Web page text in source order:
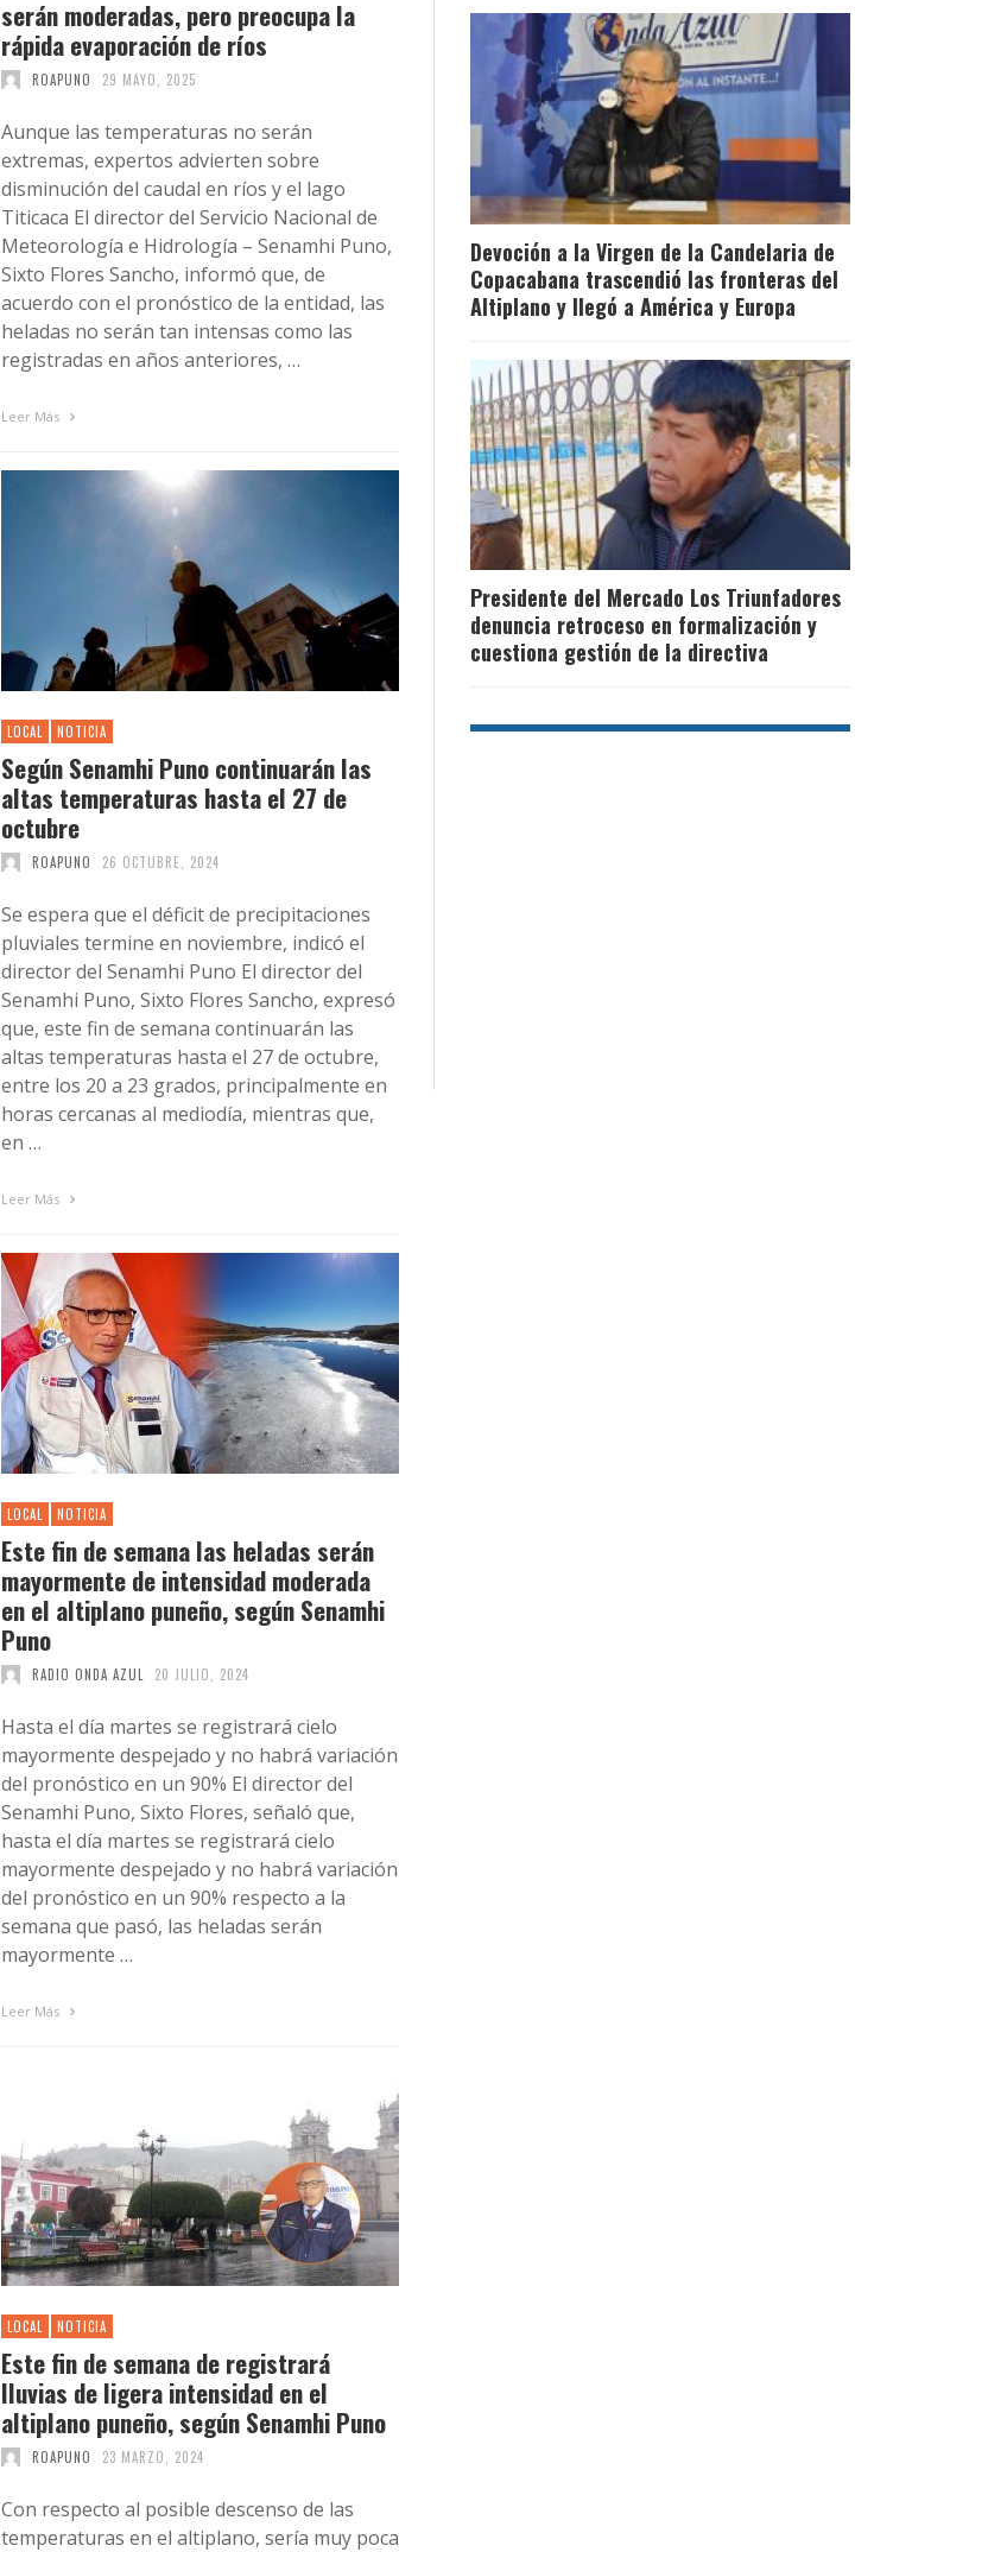
serán moderadas, pero preocupa la
rápida evaporación de ríos
ROAPUNO 29 MAYO, 2025
Aunque las temperaturas no serán
extremas, expertos advierten sobre
disminución del caudal en ríos y el lago
Titicaca El director del Servicio Nacional de
Meteorología e Hidrología – Senamhi Puno,
Sixto Flores Sancho, informó que, de
acuerdo con el pronóstico de la entidad, las
heladas no serán tan intensas como las
registradas en años anteriores, …
Leer Más
LOCAL NOTICIA
Según Senamhi Puno continuarán las
altas temperaturas hasta el 27 de
octubre
ROAPUNO 26 OCTUBRE, 2024
Se espera que el déficit de precipitaciones
pluviales termine en noviembre, indicó el
director del Senamhi Puno El director del
Senamhi Puno, Sixto Flores Sancho, expresó
que, este fin de semana continuarán las
altas temperaturas hasta el 27 de octubre,
entre los 20 a 23 grados, principalmente en
horas cercanas al mediodía, mientras que,
en …
Leer Más
LOCAL NOTICIA
Este fin de semana las heladas serán
mayormente de intensidad moderada
en el altiplano puneño, según Senamhi
Puno
RADIO ONDA AZUL 20 JULIO, 2024
Hasta el día martes se registrará cielo
mayormente despejado y no habrá variación
del pronóstico en un 90% El director del
Senamhi Puno, Sixto Flores, señaló que,
hasta el día martes se registrará cielo
mayormente despejado y no habrá variación
del pronóstico en un 90% respecto a la
semana que pasó, las heladas serán
mayormente …
Leer Más
LOCAL NOTICIA
Este fin de semana de registrará
lluvias de ligera intensidad en el
altiplano puneño, según Senamhi Puno
ROAPUNO 23 MARZO, 2024
Con respecto al posible descenso de las
temperaturas en el altiplano, sería muy poca
Devoción a la Virgen de la Candelaria de
Copacabana trascendió las fronteras del
Altiplano y llegó a América y Europa
Presidente del Mercado Los Triunfadores
denuncia retroceso en formalización y
cuestiona gestión de la directiva